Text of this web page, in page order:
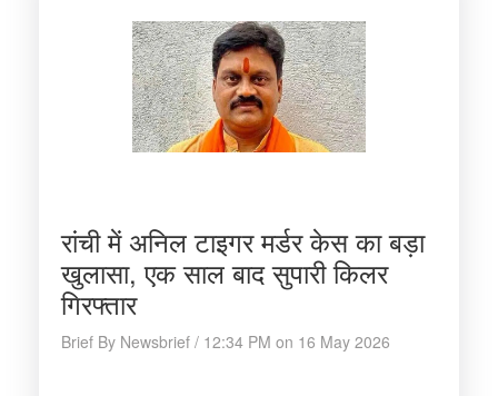
रांची में अनिल टाइगर मर्डर केस का बड़ा
खुलासा, एक साल बाद सुपारी किलर
गिरफ्तार
Brief By Newsbrief / 12:34 PM on 16 May 2026